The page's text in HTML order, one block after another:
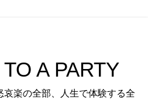
A PARTY
楽の全部、人生で体験する全